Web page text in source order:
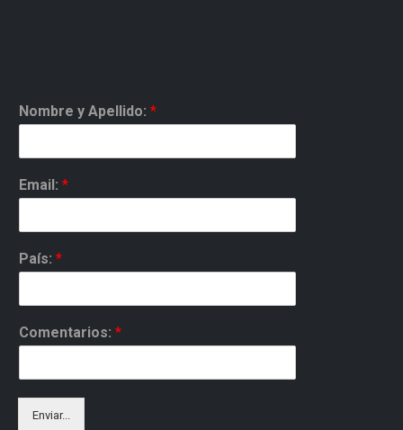
Nombre y Apellido: *
Email: *
País: *
Comentarios: *
Enviar...